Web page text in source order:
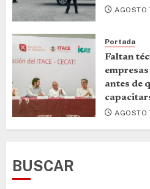
AGOSTO
Portada
Faltan
antes de
AGOSTO
BUSCAR